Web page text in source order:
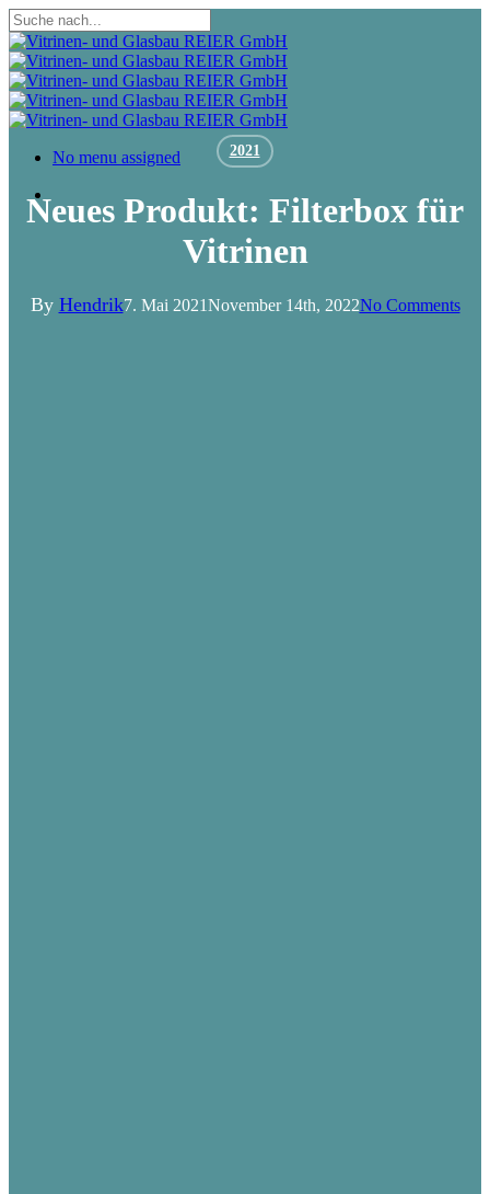
Skip
to
main
content
Close
Search
Menu
No menu assigned
2021
Neues Produkt: Filterbox für
Vitrinen
By Hendrik7. Mai 2021November 14th, 2022No Comments